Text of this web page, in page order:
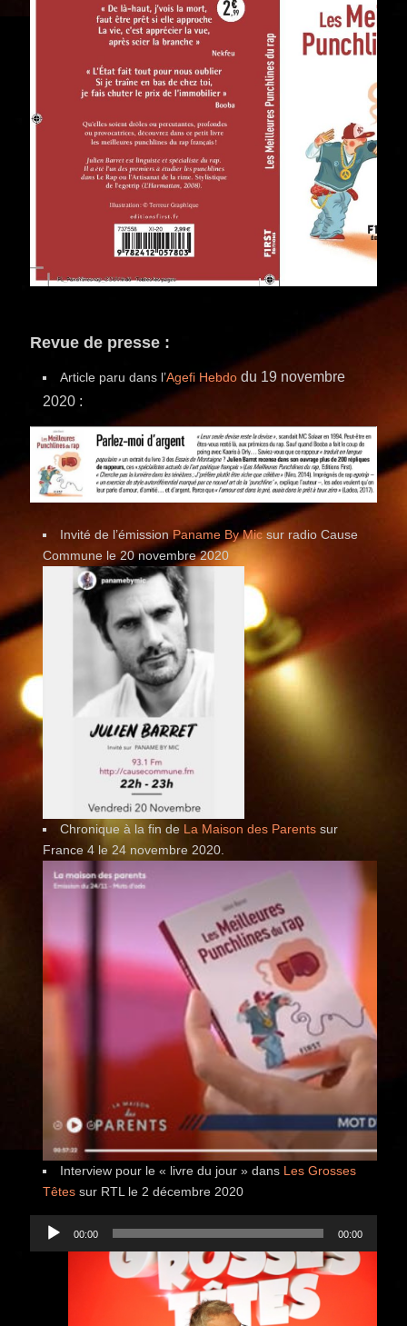
Revue de presse :
Article paru dans l’Agefi Hebdo du 19 novembre
2020 :
Invité de l’émissionPaname By Micsur radio Cause
Commune le 20 novembre 2020
Chronique à la fin de La Maison des Parents sur
France 4 le 24 novembre 2020.
Interview pour le « livre du jour » dans Les Grosses
Têtes sur RTL le 2 décembre 2020
Lecteur
00:00 00:00